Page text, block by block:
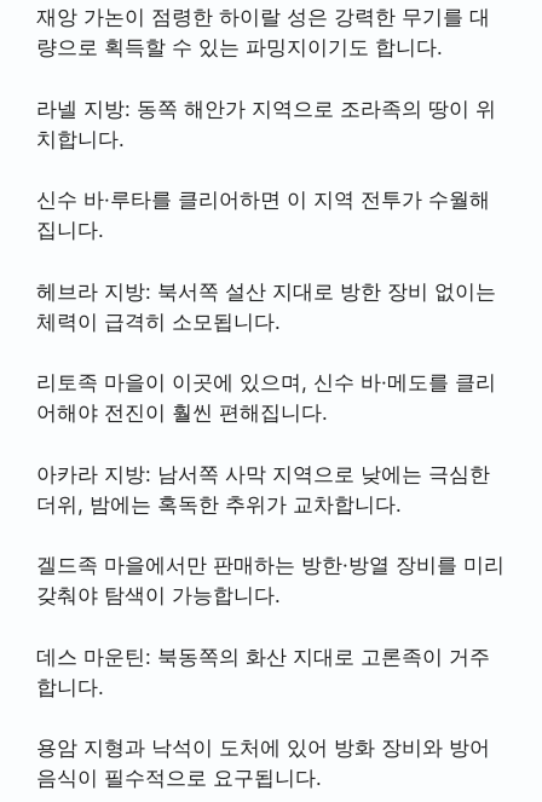
재앙 가논이 점령한 하이랄 성은 강력한 무기를 대
량으로 획득할 수 있는 파밍지이기도 합니다.
라넬 지방: 동쪽 해안가 지역으로 조라족의 땅이 위
치합니다.
신수 바·루타를 클리어하면 이 지역 전투가 수월해
집니다.
헤브라 지방: 북서쪽 설산 지대로 방한 장비 없이는
체력이 급격히 소모됩니다.
리토족 마을이 이곳에 있으며, 신수 바·메도를 클리
어해야 전진이 훨씬 편해집니다.
아카라 지방: 남서쪽 사막 지역으로 낮에는 극심한
더위, 밤에는 혹독한 추위가 교차합니다.
겔드족 마을에서만 판매하는 방한·방열 장비를 미리
갖춰야 탐색이 가능합니다.
데스 마운틴: 북동쪽의 화산 지대로 고론족이 거주
합니다.
용암 지형과 낙석이 도처에 있어 방화 장비와 방어
음식이 필수적으로 요구됩니다.